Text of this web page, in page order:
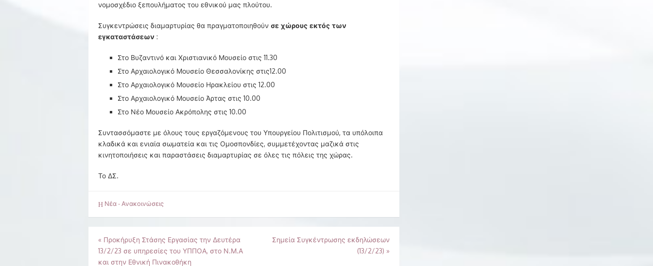
νομοσχέδιο ξεπουλήματος του εθνικού μας πλούτου.
Συγκεντρώσεις διαμαρτυρίας θα πραγματοποιηθούν σε χώρους εκτός των
εγκαταστάσεων :
Στο Βυζαντινό και Χριστιανικό Μουσείο στις 11.30
Στο Αρχαιολογικό Μουσείο Θεσσαλονίκης στις12.00
Στο Αρχαιολογικό Μουσείο Ηρακλείου στις 12.00
Στο Αρχαιολογικό Μουσείο Άρτας στις 10.00
Στο Νέο Μουσείο Ακρόπολης στις 10.00
Συντασσόμαστε με όλους τους εργαζόμενους του Υπουργείου Πολιτισμού, τα υπόλοιπα
κλαδικά και ενιαία σωματεία και τις Ομοσπονδίες, συμμετέχοντας μαζικά στις
κινητοποιήσεις και παραστάσεις διαμαρτυρίας σε όλες τις πόλεις της χώρας.
Το ΔΣ.
Νέα - Ανακοινώσεις
Πλοήγηση
άρθρων
« Προκήρυξη Στάσης Εργασίας την Δευτέρα
13/2/23 σε υπηρεσίες του ΥΠΠΟΑ, στο Ν.Μ.Α
και στην Εθνική Πινακοθήκη
Σημεία Συγκέντρωσης εκδηλώσεων
(13/2/23) »